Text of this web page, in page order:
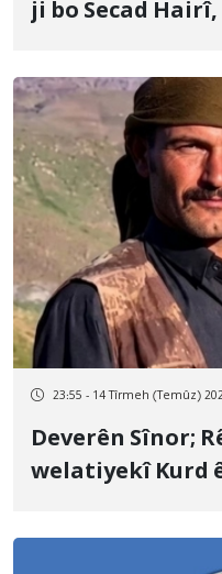
ji bo Secad
piştrastkirin
23:55 - 14 Tîrmeh (Temûz)
Deverên Sînor;
welatiyekî Kurd
Artêşa